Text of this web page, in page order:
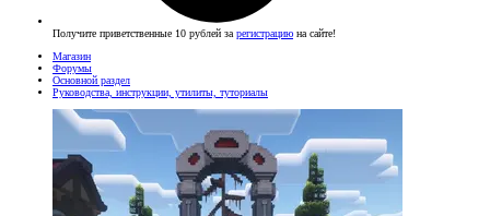
Получите приветственные 10 рублей за регистрацию на сайте!
Магазин
Форумы
Основной раздел
Руководства, инструкции, утилиты, туториалы